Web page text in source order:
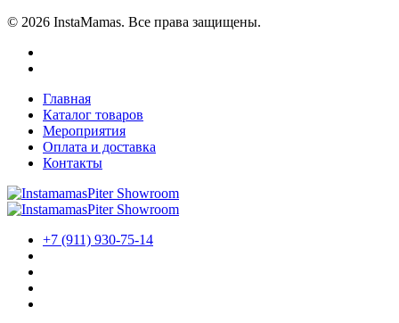
© 2026 InstaMamas. Все права защищены.
Главная
Каталог товаров
Мероприятия
Оплата и доставка
Контакты
+7 (911) 930-75-14